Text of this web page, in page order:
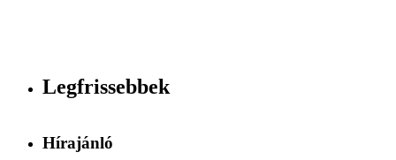
Legfrissebbek
Hírajánló